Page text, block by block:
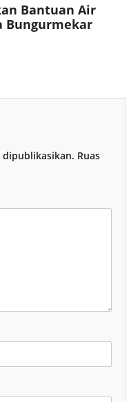
Bantuan Air
Bungurmekar
dipublikasikan. Ruas